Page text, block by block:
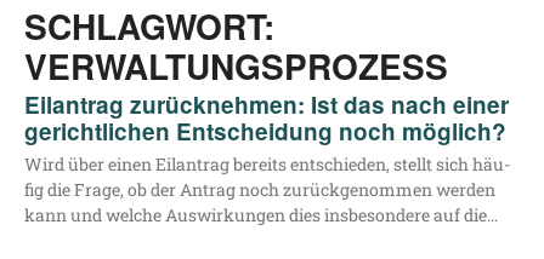
SCHLAGWORT:
VERWALTUNGSPROZESS
Eilantrag zurücknehmen: Ist das nach einer
gerichtlichen Entscheidung noch möglich?
Wird über einen Eil­an­trag bereits ent­schie­den, stellt sich häu­
fig die Fra­ge, ob der Antrag noch zurück­ge­nom­men wer­den
kann und wel­che Aus­wir­kun­gen dies ins­be­son­de­re auf die…